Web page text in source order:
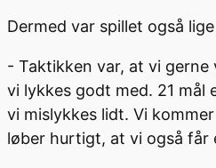
Dermed var spillet også
- Taktikken var, at vi
vi lykkes godt med. 21 mål
vi mislykkes lidt. Vi
løber hurtigt, at vi også